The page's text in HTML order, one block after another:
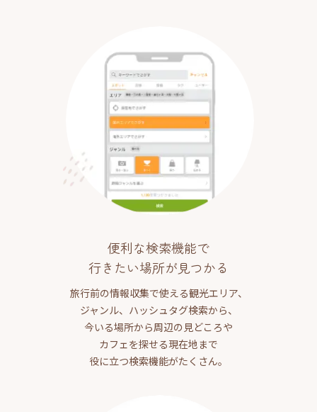
便利な検索機能で
行きたい場所が見つかる
旅行前の情報収集で使える観光エリア、
ジャンル、ハッシュタグ検索から、
今いる場所から周辺の見どころや
カフェを探せる現在地まで
役に立つ検索機能がたくさん。